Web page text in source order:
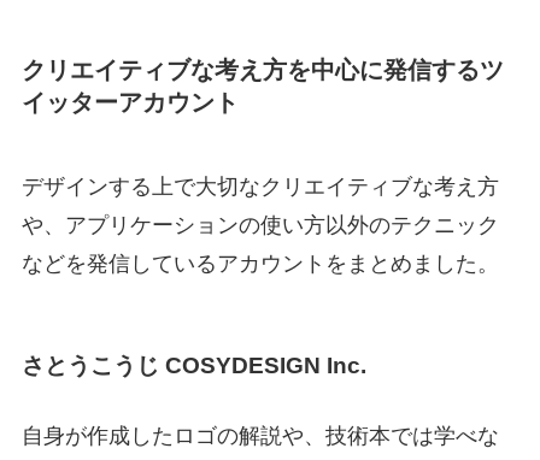
クリエイティブな考え方を中心に発信するツ
イッターアカウント
デザインする上で大切なクリエイティブな考え方
や、アプリケーションの使い方以外のテクニック
などを発信しているアカウントをまとめました。
さとうこうじ COSYDESIGN Inc.
自身が作成したロゴの解説や、技術本では学べな